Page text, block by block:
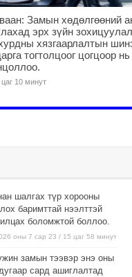
Замын хөдөлгөөний
эрх зүйн
хязгаарлалтын
тогтолцоог цогцоор
10 минут
шалгах түр хорооны
баримттай нээлттэй
боломжтой боллоо.
оны 7 сар 23 / 15 цаг 58 минут
замын тээвэр энэ оны
сард ашиглалтад